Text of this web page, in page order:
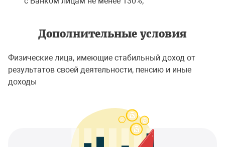
Дополнительные условия
Физические лица, имеющие стабильный доход от
результатов своей деятельности, пенсию и иные
доходы